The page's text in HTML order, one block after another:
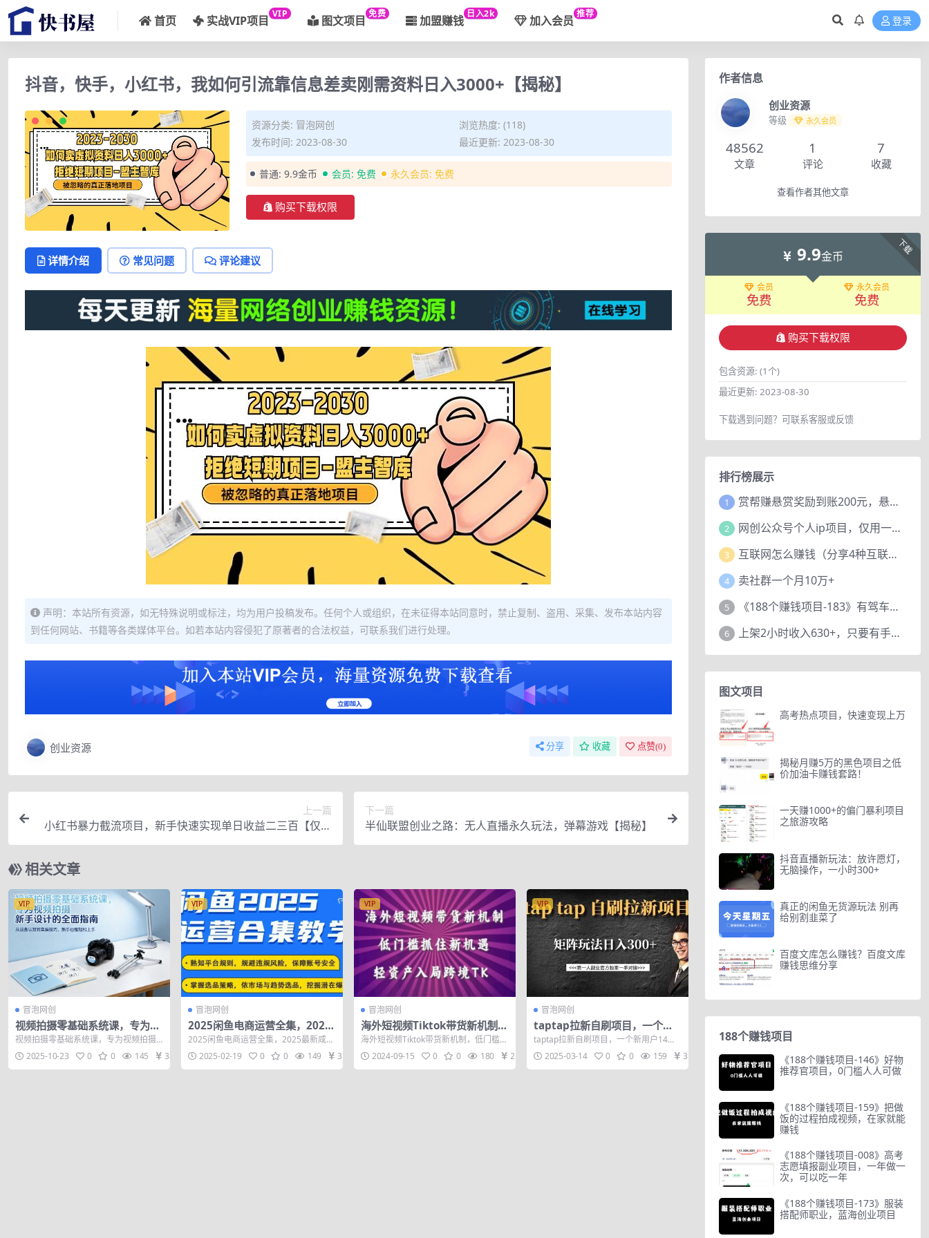
首页 实战VIP项目 VIP 图文项目 免费 加盟赚钱 日入2k 加入会员 推荐
登录
抖音，快手，小红书，我如何引流靠信息差卖刚需资料日入3000+【揭秘】
资源分类: 冒泡网创
浏览热度: (118)
发布时间: 2023-08-30
最近更新: 2023-08-30
普通: 9.9金币 会员: 免费 永久会员: 免费
购买下载权限
详情介绍 常见问题 评论建议
声明：本站所有资源，如无特殊说明或标注，均为用户投稿发布。任何个人或组织，在未征得本站同意时，禁止复制、盗用、采集、发布本站内容
到任何网站、书籍等各类媒体平台。如若本站内容侵犯了原著者的合法权益，可联系我们进行处理。
创业资源 分享 收藏 点赞(0)
上一篇
小红书暴力截流项目，新手快速实现单日收益二三百【仅揭
秘】
下一篇
半仙联盟创业之路：无人直播永久玩法，弹幕游戏【揭秘】
相关文章
VIP
冒泡网创
视频拍摄零基础系统课，专为视
频拍摄新手设计的全面指南
视频拍摄零基础系统课，专为视频拍摄
新手设计的全面指南 这套课程的目的不
是为了让你...
2025-10-23 0 0 145 38
VIP
冒泡网创
2025闲鱼电商运营全集，2025
最新咸鱼玩法
2025闲鱼电商运营全集，2025最新咸鱼
玩法 熟知平台规则，规避违规风险，保
障...2025-02-19 0 0 149 37
VIP
冒泡网创
海外短视频Tiktok带货新机制，
低门槛抓住新机遇，轻资产入局
跨境TK
海外短视频Tiktok带货新机制，低门槛抓
住新机遇，轻资产入局跨境TK 课程内
容...2024-09-15 0 0 180 25
VIP
冒泡网创
taptap拉新自刷项目，一个新
用户14元，矩阵玩法日入300+
taptap拉新自刷项目，一个新用户14
元，矩阵玩法日入300+ 项目介绍： t...
2025-03-14 0 0 159 33
作者信息
创业资源
等级 永久会员
48562
文章
1
评论
7
收藏
查看作者其他文章
下载
9.9金币
会员
免费
永久会员
免费
购买下载权限
包含资源: (1个)
最近更新: 2023-08-30
下载遇到问题？可联系客服或反馈
排行榜展示
1 赏帮赚悬赏奖励到账200元，悬赏任务多劳多得，人人可做。
2 网创公众号个人ip项目，仅用一篇文章做到全网引流！
3 互联网怎么赚钱（分享4种互联网赚钱模式）
4 卖社群一个月10万+
5 《188个赚钱项目-183》有驾车评项目，动动小手，复制粘贴赚44元！
6 上架2小时收入630+，只要有手就能做的AI搞钱项目，奶奶看完都能学会!
图文项目
高考热点项目，快速变现上万
揭秘月赚5万的黑色项目之低
价加油卡赚钱套路！
一天赚1000+的偏门暴利项目
之旅游攻略
抖音直播新玩法：放许愿灯，
无脑操作，一小时300+
真正的闲鱼无货源玩法 别再
给别割韭菜了
百度文库怎么赚钱？百度文库
赚钱思维分享
188个赚钱项目
《188个赚钱项目-146》好物
推荐官项目，0门槛人人可做
《188个赚钱项目-159》把做
饭的过程拍成视频，在家就能
赚钱
《188个赚钱项目-008》高考
志愿填报副业项目，一年做一
次，可以吃一年
《188个赚钱项目-173》服装
搭配师职业，蓝海创业项目